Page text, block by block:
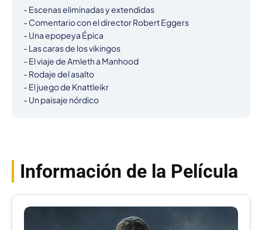
- Escenas eliminadas y extendidas
- Comentario con el director Robert Eggers
- Una epopeya Épica
- Las caras de los vikingos
- El viaje de Amleth a Manhood
- Rodaje del asalto
- El juego de Knattleikr
- Un paisaje nórdico
Información de la Película